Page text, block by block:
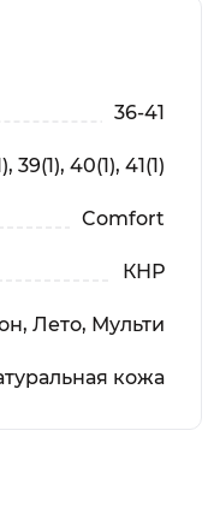
36-41
39(1), 40(1), 41(1)
Comfort
КНР
Лето, Мульти
кожа